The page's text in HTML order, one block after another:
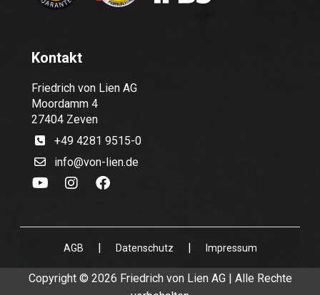
Kontakt
Friedrich von Lien AG
Moordamm 4
27404 Zeven
+49 4281 9515-0
info@von-lien.de
AGB | Datenschutz | Impressum
Copyright © 2026 Friedrich von Lien AG | Alle Rechte